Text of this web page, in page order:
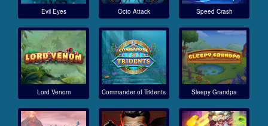
Evil Eyes Octo Attack Speed Crash
Lord Venom Commander of Tridents Sleepy Grandpa